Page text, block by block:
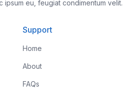
ipsum eu, feugiat condimentum velit.
Support
Home
About
FAQs